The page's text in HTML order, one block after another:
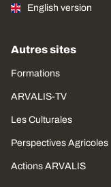
English version
Autres sites
Formations
ARVALIS-TV
Les Culturales
Perspectives Agricoles
Actions ARVALIS